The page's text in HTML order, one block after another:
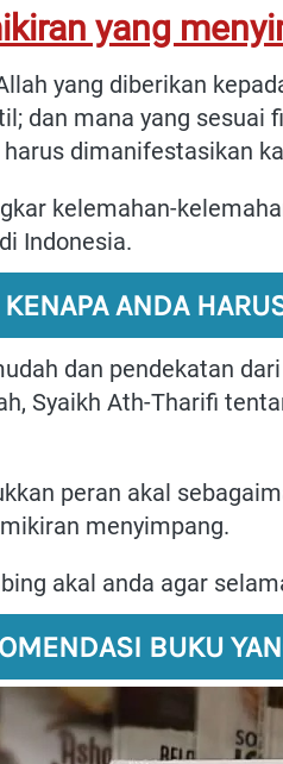
yang
yang diberikan
dan mana yang
dimanifestasikan
kelemahan-
Indonesia.
KENAPA ANDA
dan pendekatan
Syaikh Ath-Tharifi
peran akal
menyimpang.
akal anda agar
BUKU